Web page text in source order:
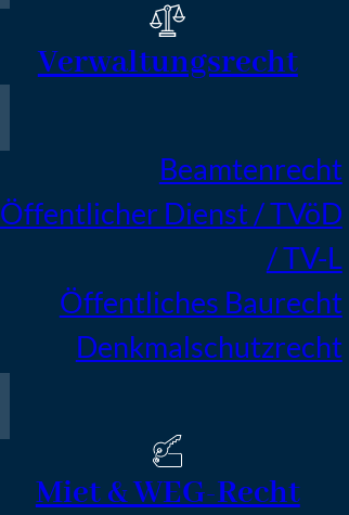
Verwaltungsrecht
Beamtenrecht
Öffentlicher Dienst / TVöD
/ TV-L
Öffentliches Baurecht
Denkmalschutzrecht
Miet & WEG-Recht